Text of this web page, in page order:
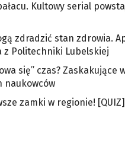
Kultowy serial
zdradzić stan zdrowia.
z Politechniki Lubelskiej
się” czas? Zaskakujące
naukowców
zamki w regionie! [QUIZ]